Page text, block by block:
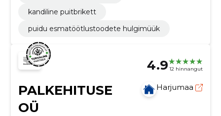
kandiline puitbrikett
puidu esmatöötlustoodete hulgimüük
4.9 12 hinnangut
PALKEHITUSE
OÜ
Harjumaa